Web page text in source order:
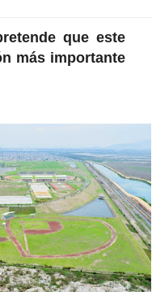
que este
más importante